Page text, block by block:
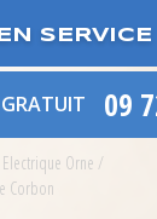
SERVICE
09
Orne /
Corbon